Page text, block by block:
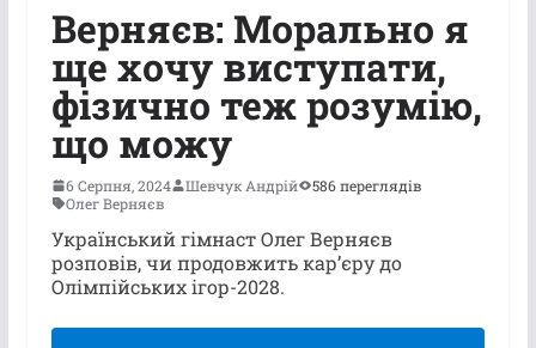
Верняєв: Морально я
ще хочу виступати,
фізично теж розумію,
що можу
6 Серпня, 2024 Шевчук Андрій
586 переглядів
Олег Верняєв
Український гімнаст Олег Верняєв
розповів, чи продовжить кар’єру до
Олімпійських ігор-2028.